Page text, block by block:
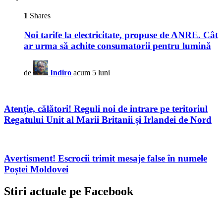
1 Shares
Noi tarife la electricitate, propuse de ANRE. Cât
ar urma să achite consumatorii pentru lumină
de Indiro acum 5 luni
Atenție, călători! Reguli noi de intrare pe teritoriul
Regatului Unit al Marii Britanii și Irlandei de Nord
Avertisment! Escrocii trimit mesaje false în numele
Poștei Moldovei
Stiri actuale pe Facebook